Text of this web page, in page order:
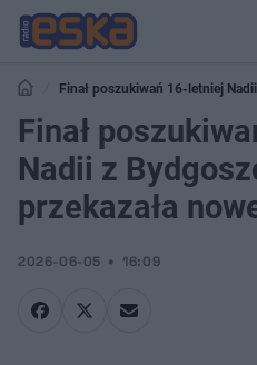
Finał poszukiwań 16-letniej
nowe informacje
Finał
Nadii z
przekazała
2026-06-05 16:09